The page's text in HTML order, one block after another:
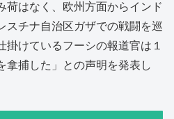
荷はなく、欧州方面からインド
スチナ自治区ガザでの戦闘を巡
掛けているフーシの報道官は１
拿捕した」との声明を発表し